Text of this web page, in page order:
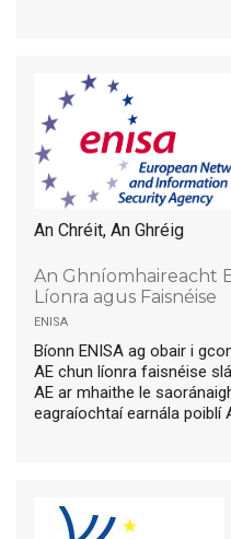
An Chréit, An Ghréig
An Ghníomhaireacht
Líonra agus Faisnéise
enisa
Bíonn ENISA ag obair i
AE chun líonra faisnéise
AE ar mhaithe le
eagraíochtaí earnála poiblí